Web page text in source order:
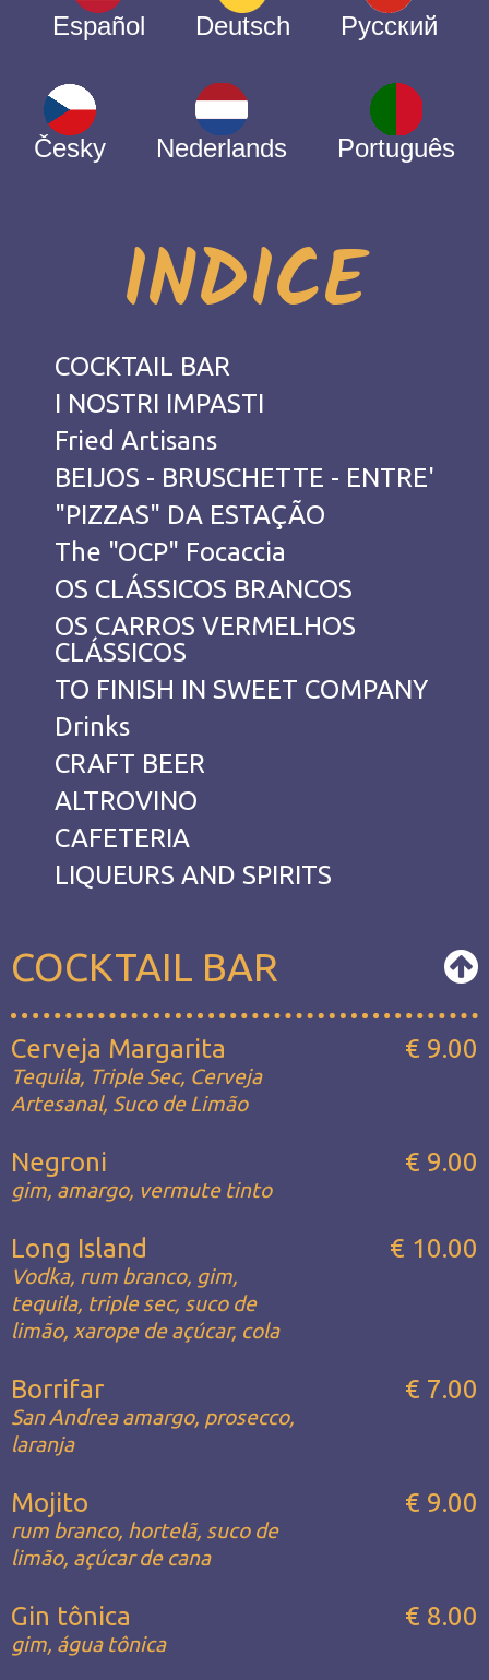
Español Deutsch Русский
Česky Nederlands Português
INDICE
COCKTAIL BAR
I NOSTRI IMPASTI
Fried Artisans
BEIJOS - BRUSCHETTE - ENTRE'
"PIZZAS" DA ESTAÇÃO
The "OCP" Focaccia
OS CLÁSSICOS BRANCOS
OS CARROS VERMELHOS
CLÁSSICOS
TO FINISH IN SWEET COMPANY
Drinks
CRAFT BEER
ALTROVINO
CAFETERIA
LIQUEURS AND SPIRITS
COCKTAIL BAR
Cerveja Margarita
Tequila, Triple Sec, Cerveja
Artesanal, Suco de Limão
€ 9.00
Negroni
gim, amargo, vermute tinto
€ 9.00
Long Island
Vodka, rum branco, gim,
tequila, triple sec, suco de
limão, xarope de açúcar, cola
€ 10.00
Borrifar
San Andrea amargo, prosecco,
laranja
€ 7.00
Mojito
rum branco, hortelã, suco de
limão, açúcar de cana
€ 9.00
Gin tônica
gim, água tônica
€ 8.00